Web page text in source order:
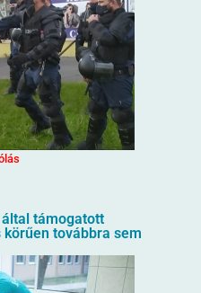
által támogatott
továbbra sem